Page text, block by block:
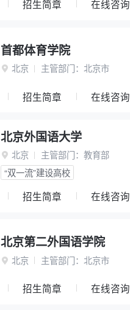
招生简章 在线咨询
首都体育学院
 北京 主管部门： 北京市
招生简章 在线咨询
北京外国语大学
 北京 主管部门： 教育部
“双一流”建设高校
招生简章 在线咨询
北京第二外国语学院
 北京 主管部门： 北京市
招生简章 在线咨询